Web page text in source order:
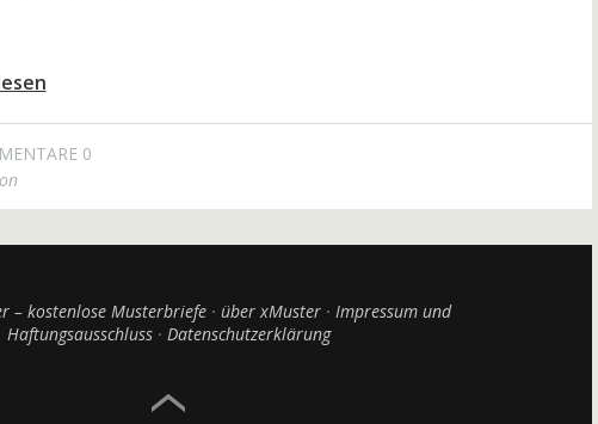
0
– kostenlose Musterbriefe über xMuster
Impressum und
Haftungsausschluss
Datenschutzerklärung